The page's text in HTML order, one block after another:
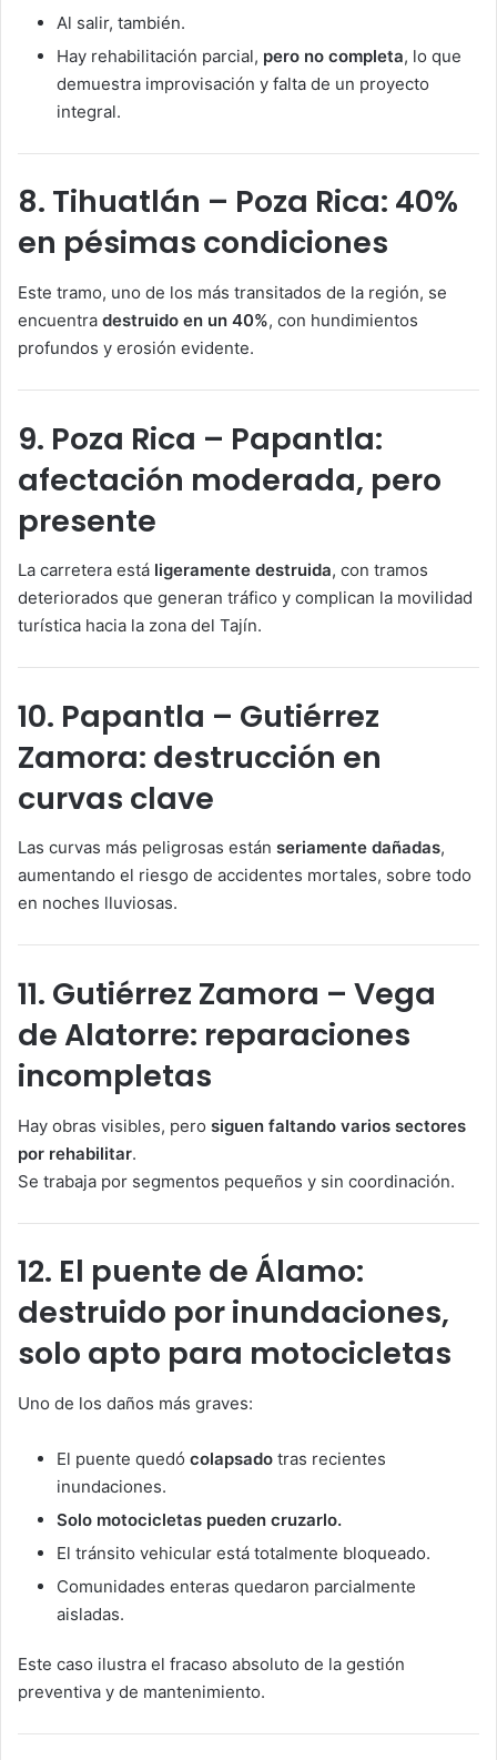
Al salir, también.
Hay rehabilitación parcial, pero no completa, lo que
demuestra improvisación y falta de un proyecto
integral.
8. Tihuatlán – Poza Rica: 40%
en pésimas condiciones
Este tramo, uno de los más transitados de la región, se
encuentra destruido en un 40%, con hundimientos
profundos y erosión evidente.
9. Poza Rica – Papantla:
afectación moderada, pero
presente
La carretera está ligeramente destruida, con tramos
deteriorados que generan tráfico y complican la movilidad
turística hacia la zona del Tajín.
10. Papantla – Gutiérrez
Zamora: destrucción en
curvas clave
Las curvas más peligrosas están seriamente dañadas,
aumentando el riesgo de accidentes mortales, sobre todo
en noches lluviosas.
11. Gutiérrez Zamora – Vega
de Alatorre: reparaciones
incompletas
Hay obras visibles, pero siguen faltando varios sectores
por rehabilitar.
Se trabaja por segmentos pequeños y sin coordinación.
12. El puente de Álamo:
destruido por inundaciones,
solo apto para motocicletas
Uno de los daños más graves:
El puente quedó colapsado tras recientes
inundaciones.
Solo motocicletas pueden cruzarlo.
El tránsito vehicular está totalmente bloqueado.
Comunidades enteras quedaron parcialmente
aisladas.
Este caso ilustra el fracaso absoluto de la gestión
preventiva y de mantenimiento.